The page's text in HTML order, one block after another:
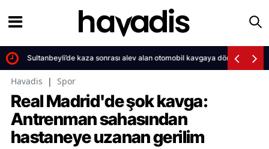
Sultanbeyli’de kaza sonrası alev alan otomobil kavgaya dönüştü
Havadis | Spor
Real Madrid'de şok kavga:
Antrenman sahasından
hastaneye uzanan gerilim